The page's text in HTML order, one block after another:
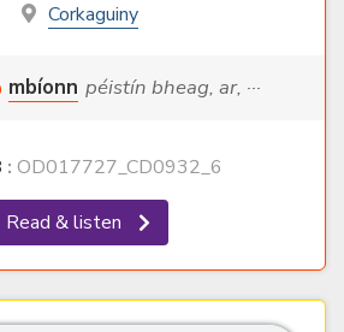
Corkaguiny
mbíonn péistín bheag, ar, ···
: OD017727_CD0932_6
Read & listen